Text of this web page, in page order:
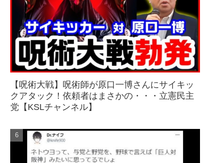
【呪術大戦】呪術師が原口一博さんにサイキッ
クアタック！依頼者はまさかの・・・立憲民主
党【KSLチャンネル】